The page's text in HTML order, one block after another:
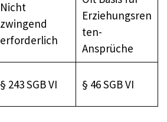
Nicht
zwingend
erforderlich
Erziehungsren
ten-
Ansprüche
§ 243 SGB VI § 46 SGB VI